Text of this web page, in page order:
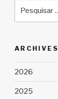
ARCHIVES
2026
2025